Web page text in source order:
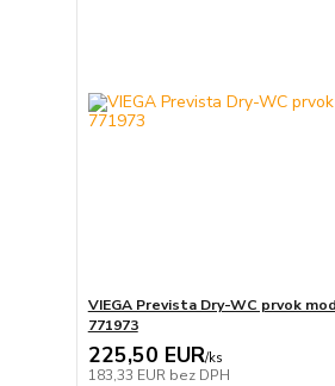
VIEGA Prevista Dry-WC prvok
771973
225,50 EUR/ks
183,33 EUR bez DPH